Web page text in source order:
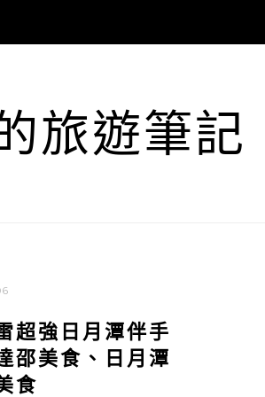
旅遊筆記
超強日月潭伴手
邵美食、日月潭
食